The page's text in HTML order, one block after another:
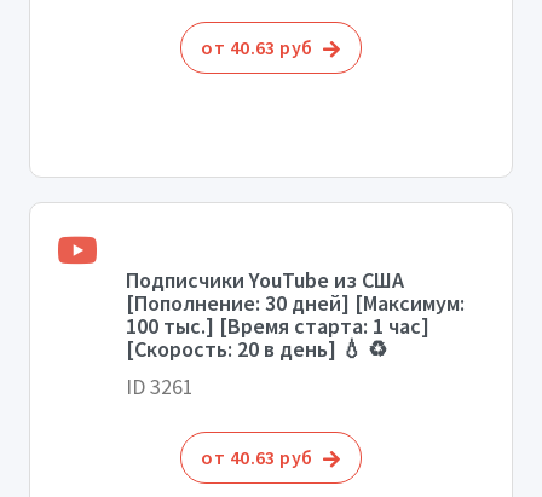
от 40.63 руб
Подписчики YouTube из США
[Пополнение: 30 дней] [Максимум:
100 тыс.] [Время старта: 1 час]
[Скорость: 20 в день] 💧 ♻️
ID 3261
от 40.63 руб